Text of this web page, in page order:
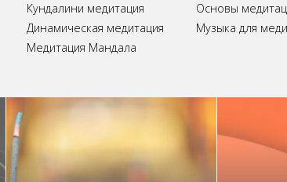
Кундалини медитация
Динамическая медитация
Медитация Мандала
Основы
Музыка для